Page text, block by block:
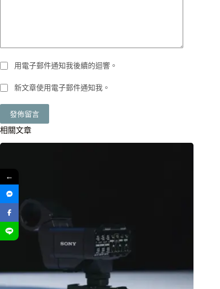
用電子郵件通知我後續的迴響。
新文章使用電子郵件通知我。
發佈留言
相關文章
←